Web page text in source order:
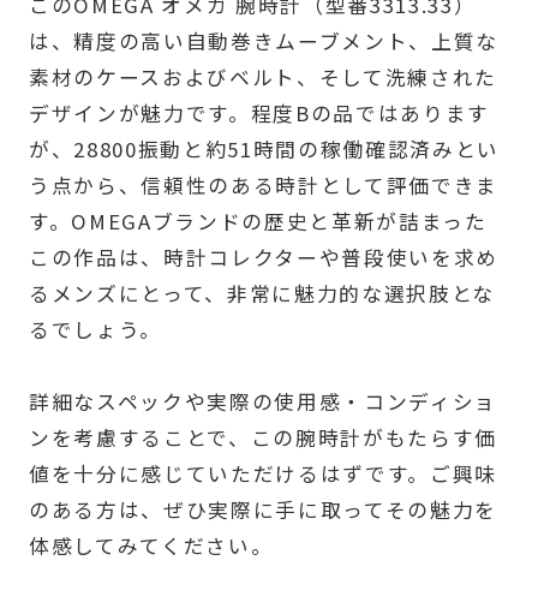
は、精度の高い自動巻きムーブメント、上質な
素材のケースおよびベルト、そして洗練された
デザインが魅力です。程度Bの品ではあります
が、28800振動と約51時間の稼働確認済みとい
う点から、信頼性のある時計として評価できま
す。OMEGAブランドの歴史と革新が詰まった
この作品は、時計コレクターや普段使いを求め
るメンズにとって、非常に魅力的な選択肢とな
るでしょう。
詳細なスペックや実際の使用感・コンディショ
ンを考慮することで、この腕時計がもたらす価
値を十分に感じていただけるはずです。ご興味
のある方は、ぜひ実際に手に取ってその魅力を
体感してみてください。